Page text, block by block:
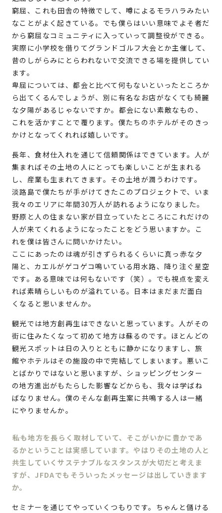
窮屈、これも田舎の特徴でして、噂によるモラハラみたい
なことがよく起きている。でも僕らはいい意味でよそ者だ
から窮屈なコミュニティに入っていって調整役ができる。
実際に小学校を借りてグランドゴルフ大会とか主催して、
昔のしがらみにとらわれないで交流できる場を提供してい
ます。
卑屈については、都会と比べて何もないといったところか
ら出てくるんでしょうが、別に有名なお店がなくても綺麗
な夕陽があるじゃないですか。都会にない素敵なもの、
これを活かすことで覆ります。僕たちのホテルがそのきっ
かけとなってくれれば嬉しいです。
長年、食材仕入れを通じて信頼関係はできています。人が
集まればその土地の人にとっても楽しいことが生まれる
し、産業も生まれてきます。その土地が潤うわけです。
淡路島で僕たちが手がけてきたこのプロジェクトで、いま
我々のエリアに年間30万人が訪れるようになりました。
野原と人の住まない家が目立っていたところにこれだけの
人が来てくれるようになったことをどう思いますか。こ
れを僕は皆さんに問いかけたい。
ここにあったのは魂が引きずられるくらいに真っ赤な夕
陽と、カエルがゲコゲコ鳴いている用水路、降り注ぐ星空
です。ある意味では何もないです（笑）。でも視点を変え
れば素晴らしいものが溢れている。日本はまだまだ面白
くなると思いませんか。
観光では地方創再生はできないと思っています。人がその
街に住みたくなって初めて地方は蘇るのです。ほとんどの
観光スポットは日の入りとともに静かになりますし、旅
館やホテルはその施設の中で完結してしまいます。悪いこ
とばかりではないと思いますが、ショッピングセンター
の地方進出がもたらした影響などからも、我々は学ばね
ばなりません。僕のそんな創再生案に共鳴する人は一緒
にやりませんか。
私も地方を長らく取材していて、そこがいかに豊かであ
るかということは実感しています。やはりその土地の人と
共生していくサステナブルなスタンスが大切だと考えま
すが、JFDAでもそういったメッセージは出していきます
か。
セミナーを通じてやっていくつもりです。ちゃんと儲ける